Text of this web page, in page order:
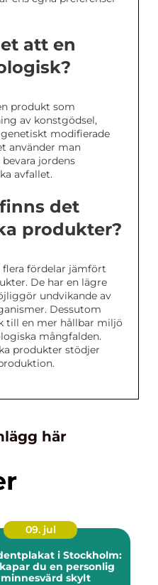
att en
produkt som
av konstgödsel,
modifierade
använder man
jordens
avfallet.
det
produkter?
fördelar jämfört
De har en lägre
undvikande av
Dessutom
till en mer hållbar miljö
mångfalden.
produkter stödjer
här
09. jul
i Stockholm:
du en personlig
skylt